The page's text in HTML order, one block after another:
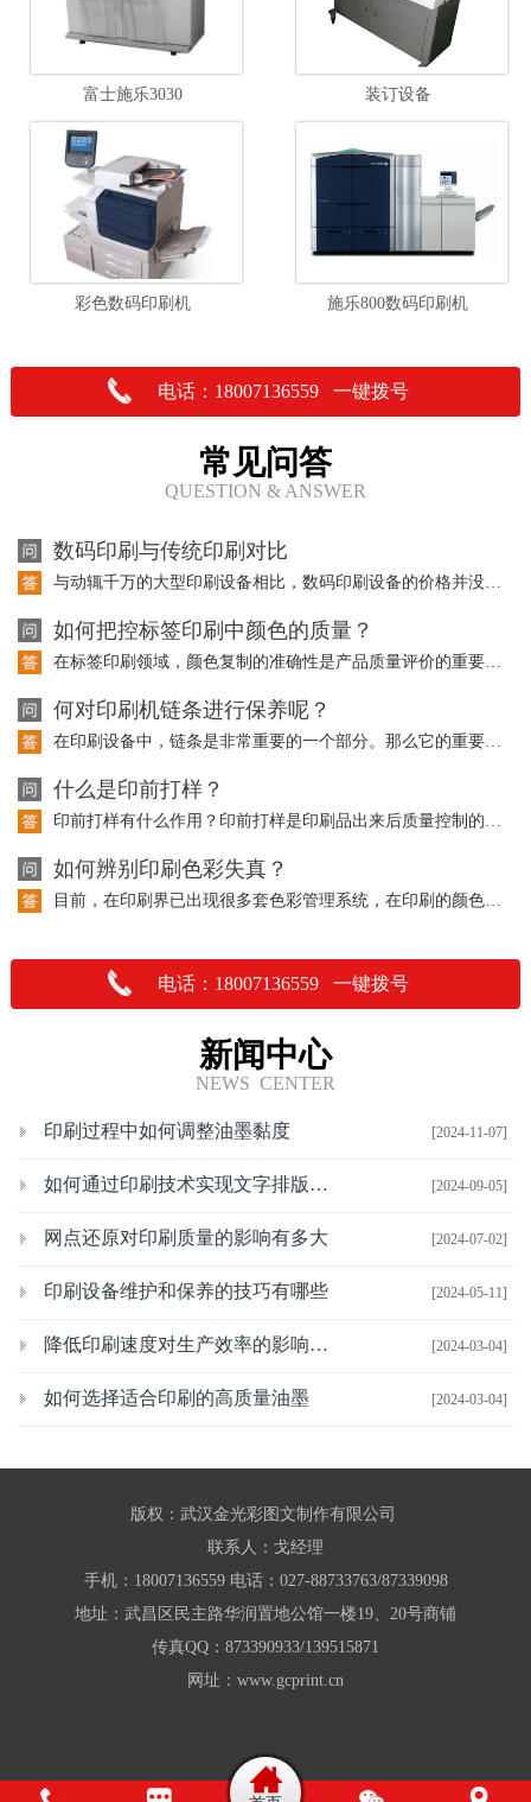
富士施乐3030 装订设备
彩色数码印刷机 施乐800数码印刷机
电话：18007136559 一键拨号
常见问答
QUESTION & ANSWER
数码印刷与传统印刷对比
与动辄千万的大型印刷设备相比，数码印刷设备的价格并没有成为大型传统印刷企业投资…
如何把控标签印刷中颜色的质量？
在标签印刷领域，颜色复制的准确性是产品质量评价的重要因素。而且在标签印刷中使用…
何对印刷机链条进行保养呢？
在印刷设备中，链条是非常重要的一个部分。那么它的重要性体现在哪里呢？请听以下的…
什么是印前打样？
印前打样有什么作用？印前打样是印刷品出来后质量控制的重要依据，也是与客户沟通交…
如何辨别印刷色彩失真？
目前，在印刷界已出现很多套色彩管理系统，在印刷的颜色上都有了一定的控制，但是在…
电话：18007136559 一键拨号
新闻中心
NEWS CENTER
[2024-11-07]
印刷过程中如何调整油墨黏度
[2024-09-05]
如何通过印刷技术实现文字排版的优化
[2024-07-02]
网点还原对印刷质量的影响有多大
[2024-05-11]
印刷设备维护和保养的技巧有哪些
[2024-03-04]
降低印刷速度对生产效率的影响有哪些
[2024-03-04]
如何选择适合印刷的高质量油墨
版权：武汉金光彩图文制作有限公司
联系人：戈经理
手机：18007136559 电话：027-88733763/87339098
地址：武昌区民主路华润置地公馆一楼19、20号商铺
传真QQ：873390933/139515871
网址：www.gcprint.cn